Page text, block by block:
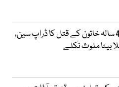
لاہور میں 40 سالہ خاتون کے قتل کا ڈراپ سین،
بیٹا ملوث نکلے